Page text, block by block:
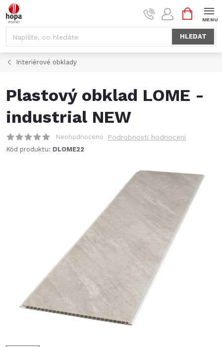
Přejít
na
HLEDAT
NÁKUPNÍ
KOŠÍK
Interiérové obklady
Plastový obklad LOME -
industrial NEW
Neohodnoceno Podrobnosti hodnocení
Kód produktu: DLOME22